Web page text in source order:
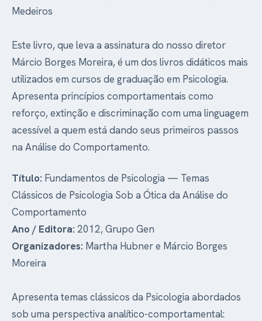
Medeiros
Este livro, que leva a assinatura do nosso diretor
Márcio Borges Moreira, é um dos livros didáticos mais
utilizados em cursos de graduação em Psicologia.
Apresenta princípios comportamentais como
reforço, extinção e discriminação com uma linguagem
acessível a quem está dando seus primeiros passos
na Análise do Comportamento.
Título: Fundamentos de Psicologia — Temas
Clássicos de Psicologia Sob a Ótica da Análise do
Comportamento
Ano / Editora: 2012, Grupo Gen
Organizadores: Martha Hubner e Márcio Borges
Moreira
Apresenta temas clássicos da Psicologia abordados
sob uma perspectiva analítico-comportamental: